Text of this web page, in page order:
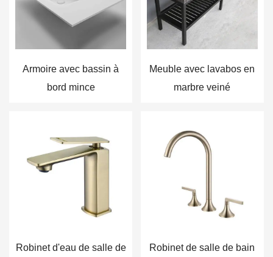
Armoire avec bassin à
bord mince
Meuble avec lavabos en
marbre veiné
Robinet d'eau de salle de
Robinet de salle de bain